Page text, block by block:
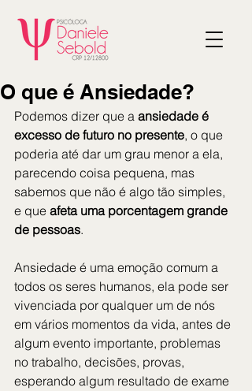
O que é Ansiedade?
Podemos dizer que a ansiedade é
excesso de futuro no presente, o que
poderia até dar um grau menor a ela,
parecendo coisa pequena, mas
sabemos que não é algo tão simples,
e que afeta uma porcentagem grande
de pessoas.
Ansiedade é uma emoção comum a
todos os seres humanos, ela pode ser
vivenciada por qualquer um de nós
em vários momentos da vida, antes de
algum evento importante, problemas
no trabalho, decisões, provas,
esperando algum resultado de exame